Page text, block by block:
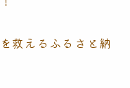
救えるふるさと納